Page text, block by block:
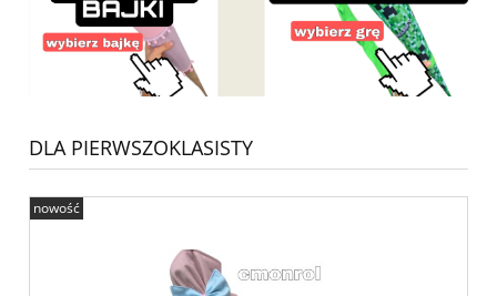
DLA PIERWSZOKLASISTY
nowość